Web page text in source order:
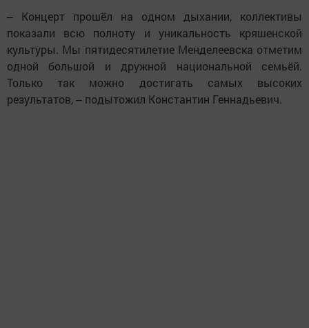
‒ Концерт прошёл на одном дыхании, коллективы
показали всю полноту и уникальность кряшенской
культуры. Мы пятидесятилетие Менделеевска отметим
одной большой и дружной национальной семьёй.
Только так можно достигать самых высоких
результатов, ‒ подытожил Константин Геннадьевич.